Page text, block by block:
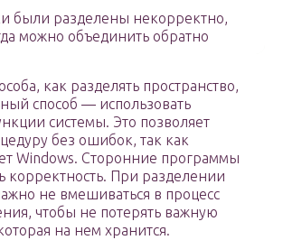
были разделены некорректно,
можно объединить обратно
как разделять пространство,
способ — использовать
системы. Это позволяет
без ошибок, так как
Windows. Сторонние программы
корректность. При разделении
не вмешиваться в процесс
чтобы не потерять важную
на нем хранится.